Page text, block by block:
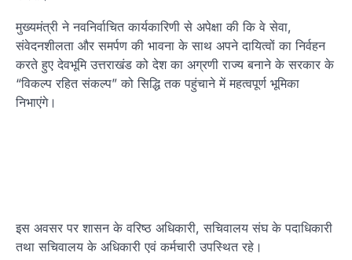
मुख्यमंत्री ने नवनिर्वाचित कार्यकारिणी से अपेक्षा की कि वे सेवा,
संवेदनशीलता और समर्पण की भावना के साथ अपने दायित्वों का निर्वहन
करते हुए देवभूमि उत्तराखंड को देश का अग्रणी राज्य बनाने के सरकार के
“विकल्प रहित संकल्प” को सिद्धि तक पहुंचाने में महत्वपूर्ण भूमिका
निभाएंगे।
इस अवसर पर शासन के वरिष्ठ अधिकारी, सचिवालय संघ के पदाधिकारी
तथा सचिवालय के अधिकारी एवं कर्मचारी उपस्थित रहे।